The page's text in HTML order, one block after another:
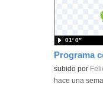
Contenido
subido por
01′ 0″
-hace una